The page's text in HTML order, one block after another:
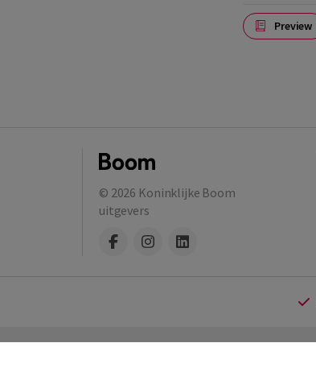
Preview
© 2026 Koninklijke Boom
uitgevers